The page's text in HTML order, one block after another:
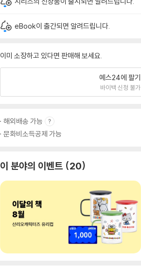
eBook이 출간되면 알려드립니다.
이미 소장하고 있다면 판매해 보세요.
예스24에 팔기
바이백 신청 불가
해외배송 가능
문화비소득공제 가능
이 분야의 이벤트 20